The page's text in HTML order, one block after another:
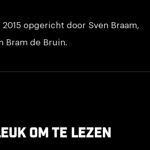
opgericht door Sven Braam,
Bram de Bruin.
om te lezen